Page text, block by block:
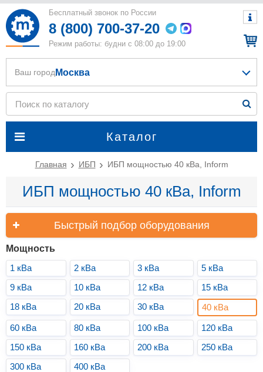
Бесплатный звонок по России
8 (800) 700-37-20
Режим работы: будни с 08:00 до 19:00
Каталог
Ваш город Москва
Главная ИБП ИБП мощностью 40 кВа, Inform
ИБП мощностью 40 кВа, Inform
Быстрый подбор оборудования
Мощность
1 кВа
2 кВа 3 кВа
5 кВа
9 кВа
10 кВа 12 кВа
15 кВа
18 кВа
20 кВа 30 кВа 40 кВа
60 кВа 80 кВа 100 кВа
120 кВа
150 кВа
160 кВа 200 кВа
250 кВа
300 кВа
400 кВа